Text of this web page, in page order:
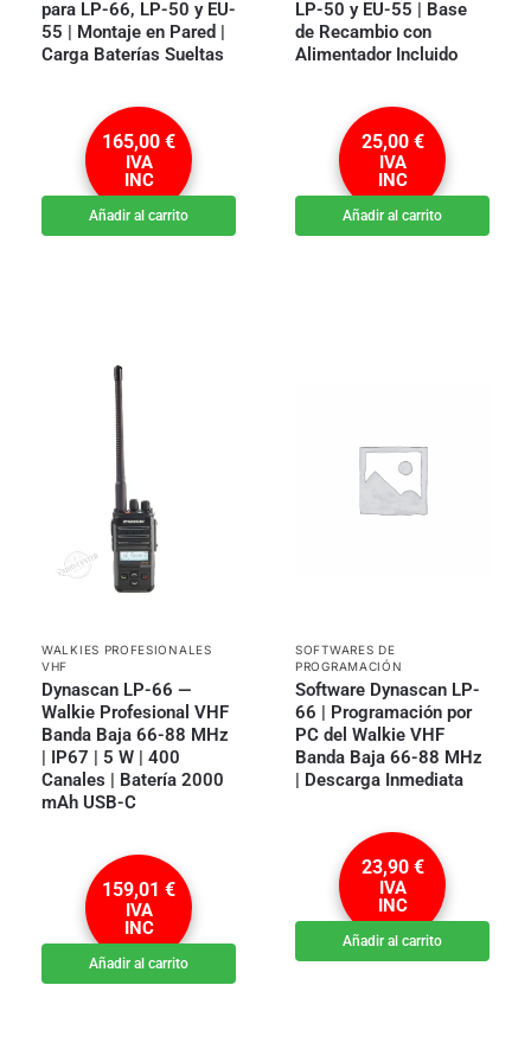
para LP-66, LP-50 y EU-
55 | Montaje en Pared |
Carga Baterías Sueltas
165,00 €
IVA
INC
Añadir al carrito
LP-50 y EU-55 | Base
de Recambio con
Alimentador Incluido
25,00 €
IVA
INC
Añadir al carrito
WALKIES PROFESIONALES
VHF
Dynascan LP-66 —
Walkie Profesional VHF
Banda Baja 66-88 MHz
| IP67 | 5 W | 400
Canales | Batería 2000
mAh USB-C
159,01 €
IVA
INC
Añadir al carrito
SOFTWARES DE
PROGRAMACIÓN
Software Dynascan LP-
66 | Programación por
PC del Walkie VHF
Banda Baja 66-88 MHz
| Descarga Inmediata
23,90 €
IVA
INC
Añadir al carrito